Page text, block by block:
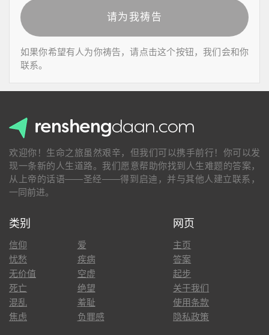
请为我祷告
如果你希望有人为你祷告，请点击这个按钮，我们会和你
联系。
欢迎你！生命之旅虽然艰辛，但我们可以携手前行！你可以发
现一条新的人生道路。我们愿意帮助你找到人生难题的答案，
从上帝的话语——圣经——得到启迪，并与其他人建立联系，
一同前进。
类别
信仰
忧愁
无价值
死亡
混乱
焦虑
爱
疾病
空虚
绝望
羞耻
负罪感
网页
主页
答案
起步
关于我们
使用条款
隐私政策